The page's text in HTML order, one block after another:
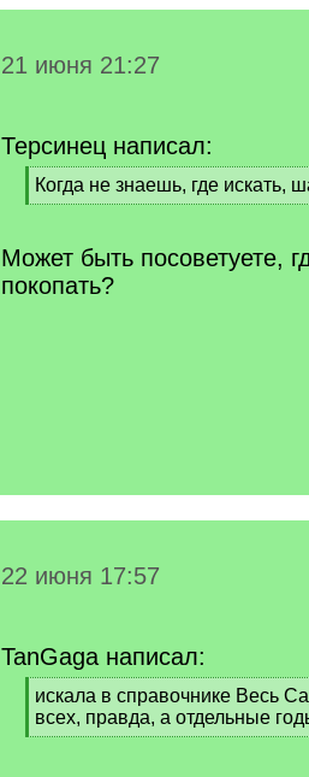
21 июня 21:27
Терсинец написал:
[
q
Когда не знаешь, где искать,
[
q
]
Может быть посоветуете,
покопать?
22 июня 17:57
TanGaga написал:
[
q
]
искала в справочнике Весь
всех, правда, а отдельные
[